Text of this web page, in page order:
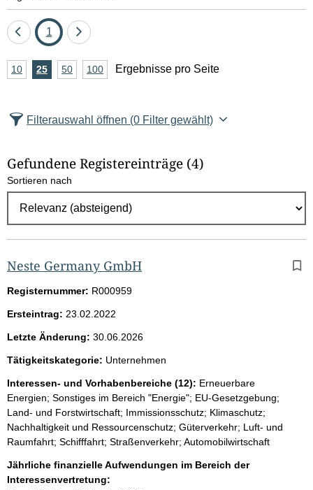
Eine
zurück
Seite
1
Eine
vor
A
z
l
E
g
e
b
n
s
s
e
p
r
o
S
e
i
10Ergebnisse
25Ergebnisse
50Ergebnisse
100Ergebnisse
Ergebnisse pro Seite
Filterauswahl öffnen (0 Filter gewählt)
Gefundene Registereinträge (4)
Sortieren nach
Neste Germany GmbH
Registernummer: R000959
Ersteintrag: 23.02.2022
Letzte Änderung: 30.06.2026
Tätigkeitskategorie: Unternehmen
Interessen- und Vorhabenbereiche (12): Erneuerbare
Energien; Sonstiges im Bereich "Energie"; EU-Gesetzgebung;
Land- und Forstwirtschaft; Immissionsschutz; Klimaschutz;
Nachhaltigkeit und Ressourcenschutz; Güterverkehr; Luft- und
Raumfahrt; Schifffahrt; Straßenverkehr; Automobilwirtschaft
Jährliche finanzielle Aufwendungen im Bereich der
Interessenvertretung: